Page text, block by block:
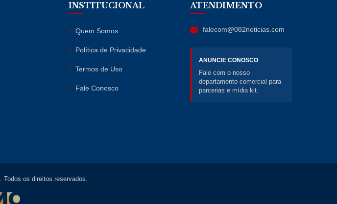
INSTITUCIONAL
Quem Somos
Política de Privacidade
Termos de Uso
Fale Conosco
ATENDIMENTO
falecom@082noticias.com
ANUNCIE CONOSCO
Fale com o nosso
departamento comercial para
parcerias e mídia kit.
. Todos os direitos reservados.